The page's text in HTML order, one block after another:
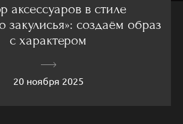
аксессуаров в стиле
закулисья»: создаём образ
с характером
20 ноября 2025